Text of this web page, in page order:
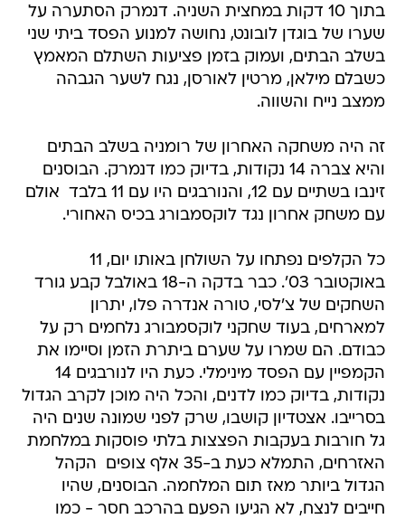
בתוך 10 דקות במחצית השניה. דנמרק הסתערה על
שערו של בוגדן לובונט, נחושה למנוע הפסד ביתי שני
בשלב הבתים, ועמוק בזמן פציעות השתלם המאמץ
כשבלם מילאן, מרטין לאורסן, נגח לשער הגבהה
ממצב נייח והשווה.
זה היה משחקה האחרון של רומניה בשלב הבתים
והיא צברה 14 נקודות, בדיוק כמו דנמרק. הבוסנים
זינבו בשתיים עם 12, והנורבגים היו עם 11 בלבד  אולם
עם משחק אחרון נגד לוקסמבורג בכיס האחורי.
כל הקלפים נפתחו על השולחן באותו יום, 11
באוקטובר 03'. כבר בדקה ה-18 באולבל קבע גורד
השחקים של צ'לסי, טורה אנדרה פלו, יתרון
למארחים, בעוד שחקני לוקסמבורג נלחמים רק על
כבודם. הם שמרו על שערם ביתרת הזמן וסיימו את
הקמפיין עם הפסד מינימלי. כעת היו לנורבגים 14
נקודות, בדיוק כמו לדנים, והכל היה מוכן לקרב הגדול
בסרייבו. אצטדיון קושבו, שרק לפני שמונה שנים היה
גל חורבות בעקבות הפצצות בלתי פוסקות במלחמת
האזרחים, התמלא כעת ב-35 אלף צופים  הקהל
הגדול ביותר מאז תום המלחמה. הבוסנים, שהיו
חייבים לנצח, לא הגיעו הפעם בהרכב חסר - כמו